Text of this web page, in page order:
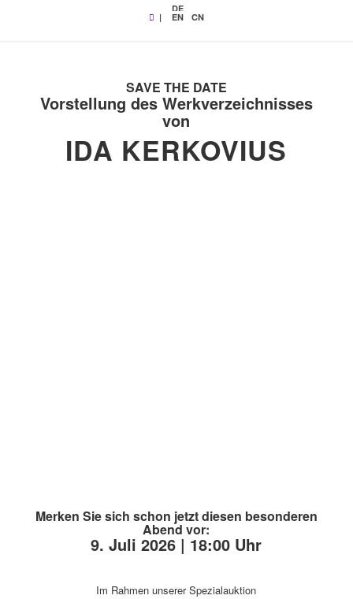
|
DE
EN CN
SAVE THE DATE
Vorstellung des Werkverzeichnisses
von
IDA KERKOVIUS
Merken Sie sich schon jetzt diesen besonderen
Abend vor:
9. Juli 2026 | 18:00 Uhr
Im Rahmen unserer Spezialauktion